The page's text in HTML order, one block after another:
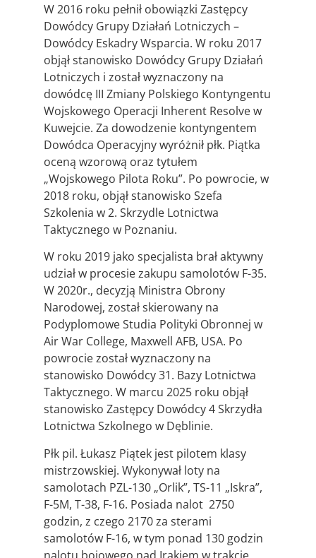
W 2016 roku pełnił obowiązki Zastępcy
Dowódcy Grupy Działań Lotniczych –
Dowódcy Eskadry Wsparcia. W roku 2017
objął stanowisko Dowódcy Grupy Działań
Lotniczych i został wyznaczony na
dowódcę III Zmiany Polskiego Kontyngentu
Wojskowego Operacji Inherent Resolve w
Kuwejcie. Za dowodzenie kontyngentem
Dowódca Operacyjny wyróżnił płk. Piątka
oceną wzorową oraz tytułem
„Wojskowego Pilota Roku”. Po powrocie, w
2018 roku, objął stanowisko Szefa
Szkolenia w 2. Skrzydle Lotnictwa
Taktycznego w Poznaniu.
W roku 2019 jako specjalista brał aktywny
udział w procesie zakupu samolotów F-35.
W 2020r., decyzją Ministra Obrony
Narodowej, został skierowany na
Podyplomowe Studia Polityki Obronnej w
Air War College, Maxwell AFB, USA. Po
powrocie został wyznaczony na
stanowisko Dowódcy 31. Bazy Lotnictwa
Taktycznego. W marcu 2025 roku objął
stanowisko Zastępcy Dowódcy 4 Skrzydła
Lotnictwa Szkolnego w Dęblinie.
Płk pil. Łukasz Piątek jest pilotem klasy
mistrzowskiej. Wykonywał loty na
samolotach PZL-130 „Orlik”, TS-11 „Iskra”,
F-5M, T-38, F-16. Posiada nalot 2750
godzin, z czego 2170 za sterami
samolotów F-16, w tym ponad 130 godzin
nalotu bojowego nad Irakiem w trakcie